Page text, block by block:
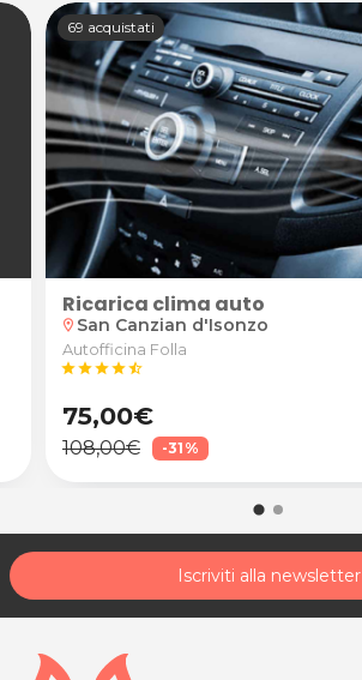
69 acquistati
Ricarica clima auto
location_on San Canzian d'Isonzo
Autofficina Folla
starstarstarstarstar_half
75,00€
108,00€ -31%
Iscriviti alla newsletter